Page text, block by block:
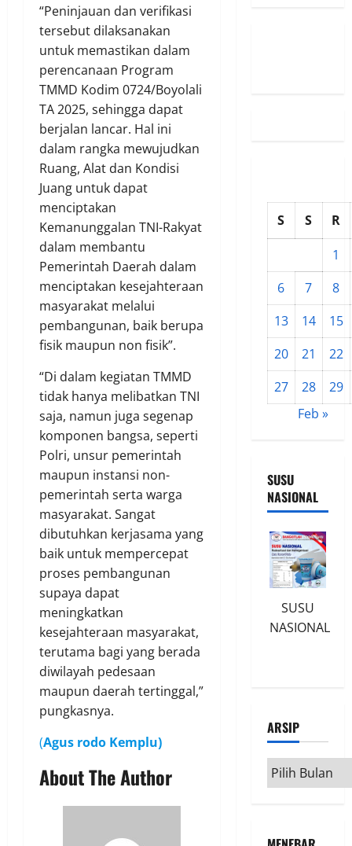
“Peninjauan dan verifikasi
tersebut dilaksanakan
untuk memastikan dalam
perencanaan Program
TMMD Kodim 0724/Boyolali
TA 2025, sehingga dapat
berjalan lancar. Hal ini
dalam rangka mewujudkan
Ruang, Alat dan Kondisi
Juang untuk dapat
menciptakan
Kemanunggalan TNI-Rakyat
dalam membantu
Pemerintah Daerah dalam
menciptakan kesejahteraan
masyarakat melalui
pembangunan, baik berupa
fisik maupun non fisik”.
“Di dalam kegiatan TMMD
tidak hanya melibatkan TNI
saja, namun juga segenap
komponen bangsa, seperti
Polri, unsur pemerintah
maupun instansi non-
pemerintah serta warga
masyarakat. Sangat
dibutuhkan kerjasama yang
baik untuk mempercepat
proses pembangunan
supaya dapat
meningkatkan
kesejahteraan masyarakat,
terutama bagi yang berada
diwilayah pedesaan
maupun daerah tertinggal,”
pungkasnya.
(Agus rodo Kemplu)
About The Author
S S
R
1
6
7
8
13
14
15
20
21
22
27
28
29
Feb »
SUSU
NASIONAL
SUSU
NASIONAL
ARSIP
Arsip